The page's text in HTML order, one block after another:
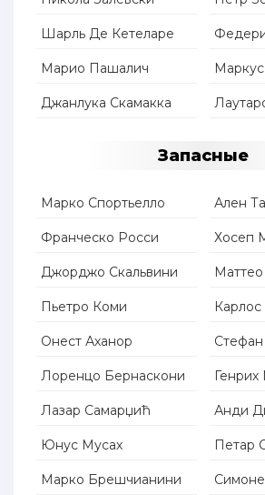
Шарль Де Кетеларе
Марио Пашалич
Джанлука Скамакка
Запасные
Марко Спортьелло
Франческо Росси
Джорджо Скальвини
Пьетро Коми
Онест Аханор
Лоренцо Бернаскони
Лазар Самарџић
Юнус Мусах
Марко Брешчианини
Ален
Хосеп
Карлос
Анди
Петар